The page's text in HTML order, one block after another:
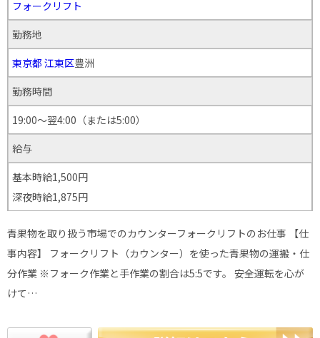
フォークリフト
勤務地
東京都 江東区豊洲
勤務時間
19:00～翌4:00（または5:00）
給与
基本時給1,500円
深夜時給1,875円
青果物を取り扱う市場でのカウンターフォークリフトのお仕事 【仕
事内容】 フォークリフト（カウンター）を使った青果物の運搬・仕
分作業 ※フォーク作業と手作業の割合は5:5です。 安全運転を心が
けて…